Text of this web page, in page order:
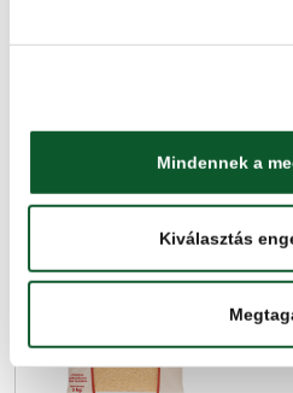
Mindennek a
Kiválasztás200